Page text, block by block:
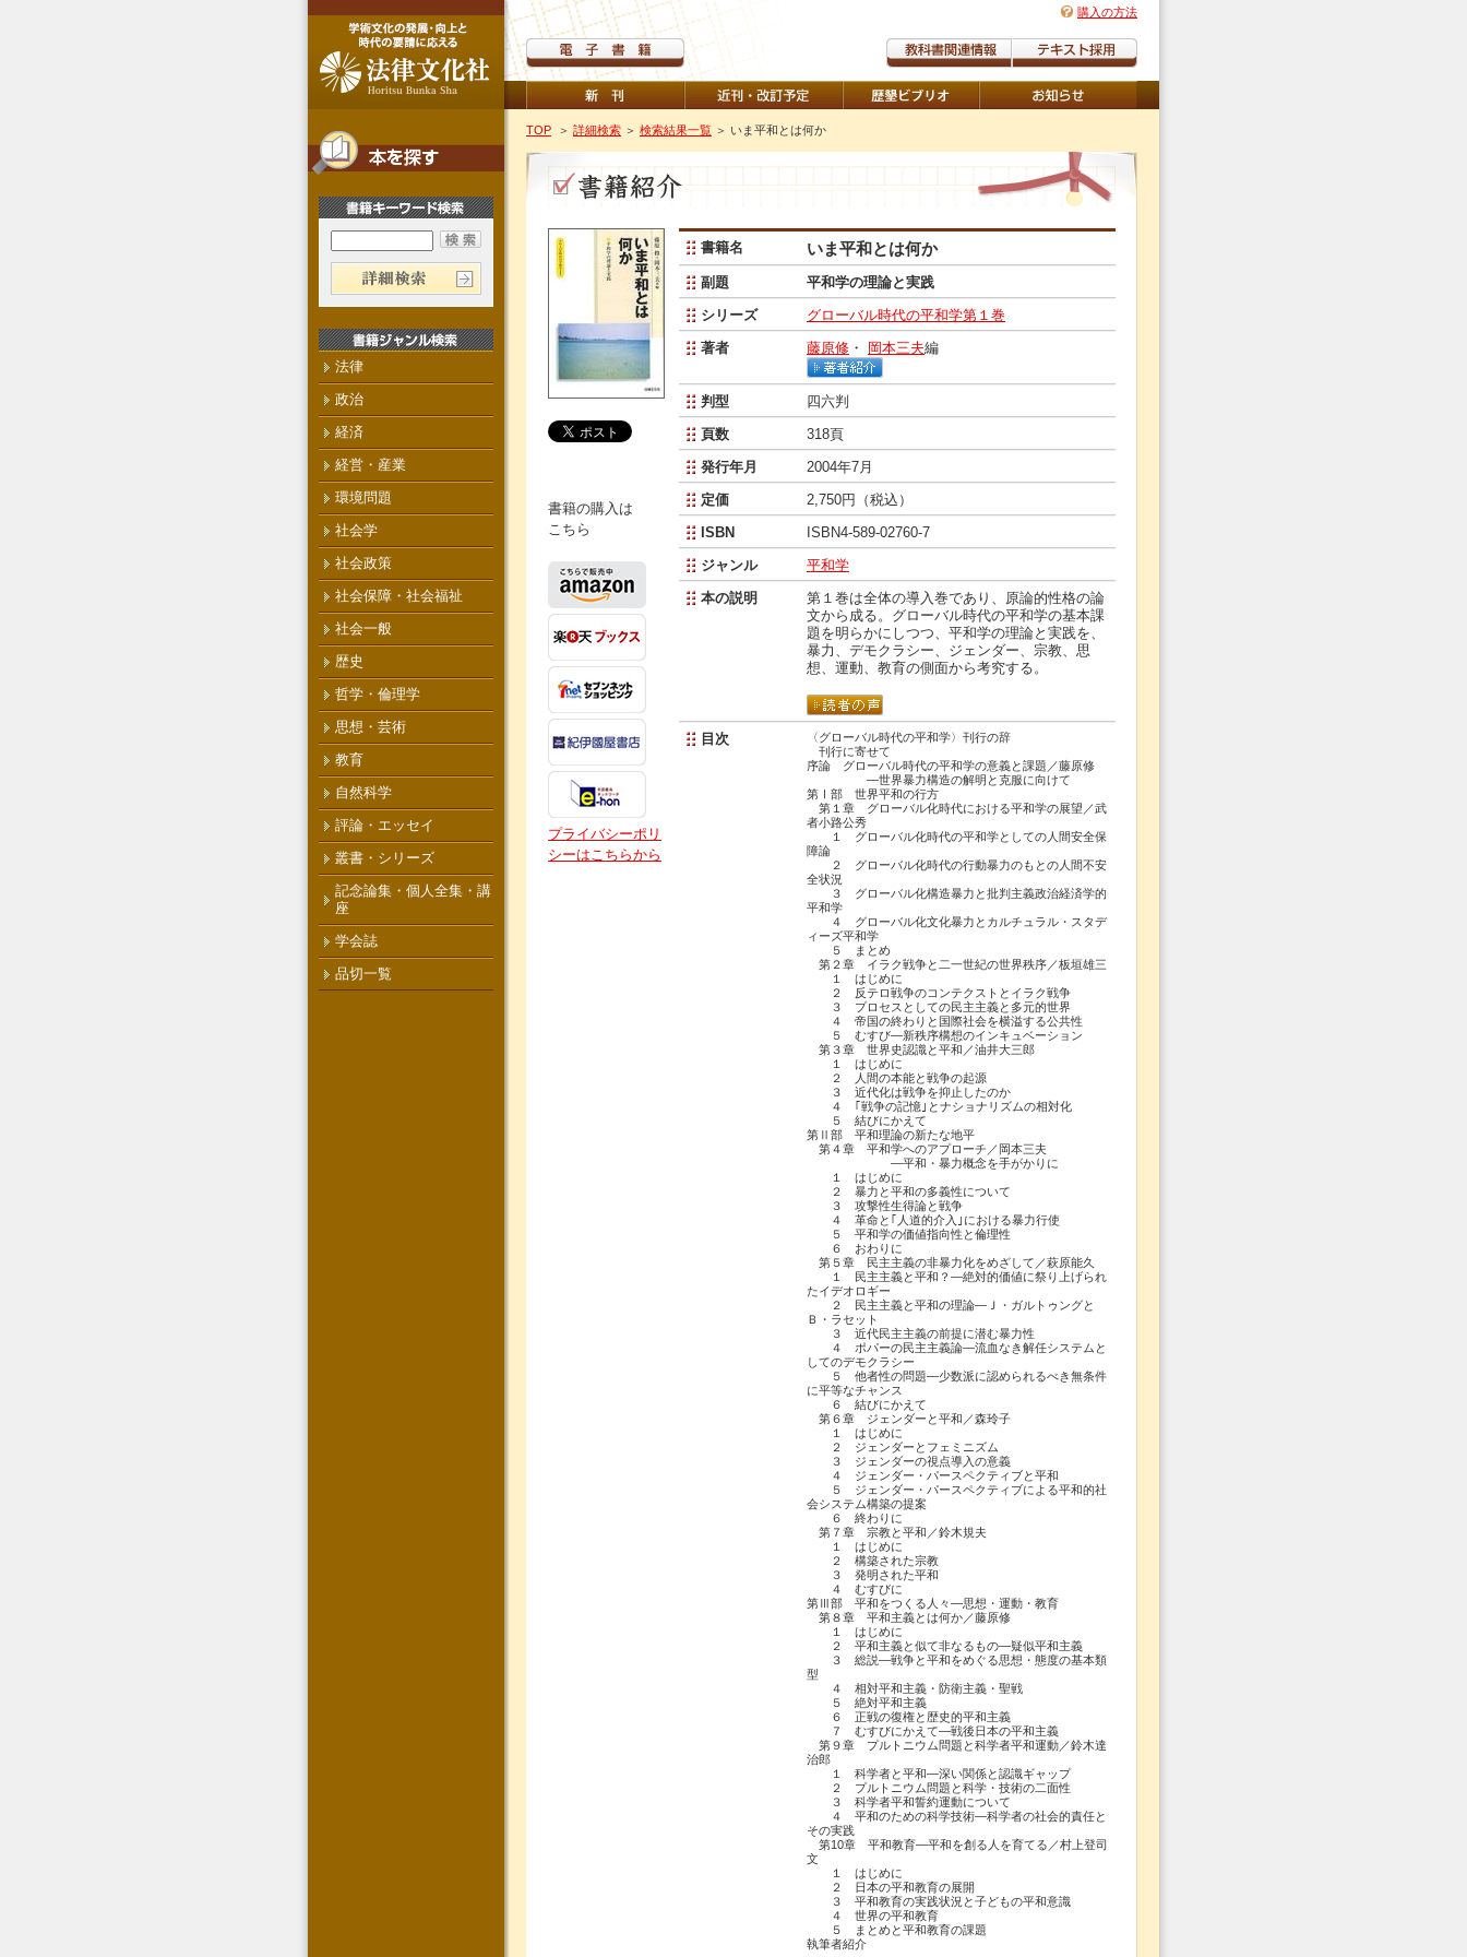
購入の方法
TOP ＞ 詳細検索 ＞ 検索結果一覧 ＞ いま平和とは何か
書籍の購入は
こちら
プライバシーポリ
シーはこちらから
書籍名 いま平和とは何か
副題
平和学の理論と実践
シリーズ
グローバル時代の平和学第１巻
著者
藤原修 ・ 岡本三夫編
判型
四六判
頁数
318頁
発行年月
2004年7月
定価
2,750円（税込）
ISBN
ISBN4-589-02760-7
ジャンル
平和学
本の説明
第１巻は全体の導入巻であり、原論的性格の論
文から成る。グローバル時代の平和学の基本課
題を明らかにしつつ、平和学の理論と実践を、
暴力、デモクラシー、ジェンダー、宗教、思
想、運動、教育の側面から考究する。
目次
〈グローバル時代の平和学〉刊行の辞
刊行に寄せて
序論 グローバル時代の平和学の意義と課題／藤原修
―世界暴力構造の解明と克服に向けて
第Ⅰ部 世界平和の行方
第１章 グローバル化時代における平和学の展望／武
者小路公秀
１ グローバル化時代の平和学としての人間安全保
障論
２ グローバル化時代の行動暴力のもとの人間不安
全状況
３ グローバル化構造暴力と批判主義政治経済学的
平和学
４ グローバル化文化暴力とカルチュラル・スタデ
ィーズ平和学
５ まとめ
第２章 イラク戦争と二一世紀の世界秩序／板垣雄三
１ はじめに
２ 反テロ戦争のコンテクストとイラク戦争
３ プロセスとしての民主主義と多元的世界
４ 帝国の終わりと国際社会を横溢する公共性
５ むすび―新秩序構想のインキュベーション
第３章 世界史認識と平和／油井大三郎
１ はじめに
２ 人間の本能と戦争の起源
３ 近代化は戦争を抑止したのか
４ ｢戦争の記憶｣とナショナリズムの相対化
５ 結びにかえて
第Ⅱ部 平和理論の新たな地平
第４章 平和学へのアプローチ／岡本三夫
―平和・暴力概念を手がかりに
１ はじめに
２ 暴力と平和の多義性について
３ 攻撃性生得論と戦争
４ 革命と｢人道的介入｣における暴力行使
５ 平和学の価値指向性と倫理性
６ おわりに
第５章 民主主義の非暴力化をめざして／萩原能久
１ 民主主義と平和？―絶対的価値に祭り上げられ
たイデオロギー
２ 民主主義と平和の理論―Ｊ・ガルトゥングと
Ｂ・ラセット
３ 近代民主主義の前提に潜む暴力性
４ ポパーの民主主義論―流血なき解任システムと
してのデモクラシー
５ 他者性の問題―少数派に認められるべき無条件
に平等なチャンス
６ 結びにかえて
第６章 ジェンダーと平和／森玲子
１ はじめに
２ ジェンダーとフェミニズム
３ ジェンダーの視点導入の意義
４ ジェンダー・パースペクティブと平和
５ ジェンダー・パースペクティブによる平和的社
会システム構築の提案
６ 終わりに
第７章 宗教と平和／鈴木規夫
１ はじめに
２ 構築された宗教
３ 発明された平和
４ むすびに
第Ⅲ部 平和をつくる人々―思想・運動・教育
第８章 平和主義とは何か／藤原修
１ はじめに
２ 平和主義と似て非なるもの―疑似平和主義
３ 総説―戦争と平和をめぐる思想・態度の基本類
型
４ 相対平和主義・防衛主義・聖戦
５ 絶対平和主義
６ 正戦の復権と歴史的平和主義
７ むすびにかえて―戦後日本の平和主義
第９章 プルトニウム問題と科学者平和運動／鈴木達
治郎
１ 科学者と平和―深い関係と認識ギャップ
２ プルトニウム問題と科学・技術の二面性
３ 科学者平和誓約運動について
４ 平和のための科学技術―科学者の社会的責任と
その実践
第10章 平和教育―平和を創る人を育てる／村上登司
文
１ はじめに
２ 日本の平和教育の展開
３ 平和教育の実践状況と子どもの平和意識
４ 世界の平和教育
５ まとめと平和教育の課題
執筆者紹介
法律
政治
経済
経営・産業
環境問題
社会学
社会政策
社会保障・社会福祉
社会一般
歴史
哲学・倫理学
思想・芸術
教育
自然科学
評論・エッセイ
叢書・シリーズ
記念論集・個人全集・講
座
学会誌
品切一覧